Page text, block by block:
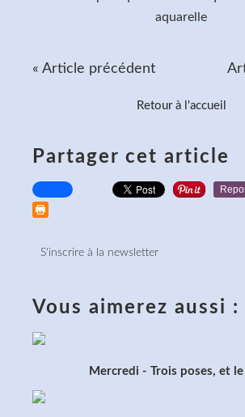
aquarelle
« Article précédent
Retour à l'accueil
Partager cet article
S'inscrire à la newsletter
Vous aimerez aussi :
Mercredi - Trois poses, et le